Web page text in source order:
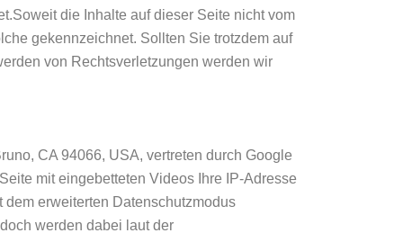
die Inhalte auf dieser Seite nicht vom
gekennzeichnet. Sollten Sie trotzdem auf
von Rechtsverletzungen werden wir
CA 94066, USA, vertreten durch Google
mit eingebetteten Videos Ihre IP-Adresse
erweiterten Datenschutzmodus
werden dabei laut der